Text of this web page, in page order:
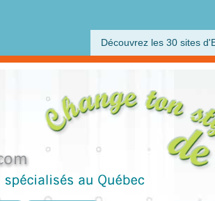
Découvrez les 30 sites